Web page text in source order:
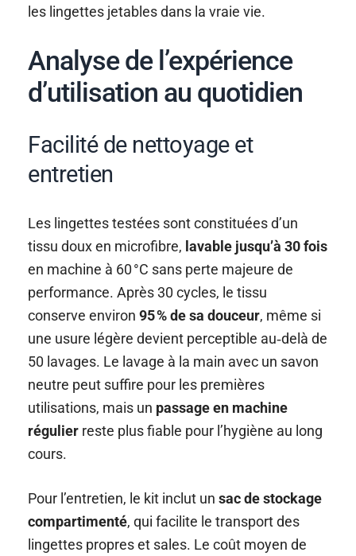
les lingettes jetables dans la vraie vie.
Analyse de l’expérience
d’utilisation au quotidien
Facilité de nettoyage et
entretien
Les lingettes testées sont constituées d’un
tissu doux en microfibre, lavable jusqu’à 30 fois
en machine à 60 °C sans perte majeure de
performance. Après 30 cycles, le tissu
conserve environ95 % de sa douceur, même si
une usure légère devient perceptible au‑delà de
50 lavages. Le lavage à la main avec un savon
neutre peut suffire pour les premières
utilisations, mais un passage en machine
régulier reste plus fiable pour l’hygiène au long
cours.
Pour l’entretien, le kit inclut unsac de stockage
compartimenté, qui facilite le transport des
lingettes propres et sales. Le coût moyen de